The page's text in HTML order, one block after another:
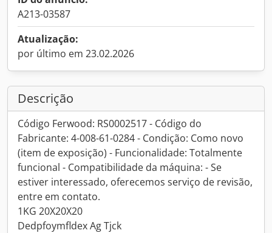
A213-03587
Atualização:
por último em 23.02.2026
Descrição
Código Ferwood: RS0002517 - Código do
Fabricante: 4-008-61-0284 - Condição: Como novo
(item de exposição) - Funcionalidade: Totalmente
funcional - Compatibilidade da máquina: - Se
estiver interessado, oferecemos serviço de revisão,
entre em contato.
1KG 20X20X20
Dedpfoymfldex Ag Tjck